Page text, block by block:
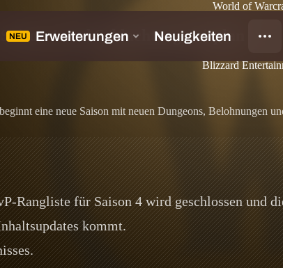
World of
1 und Schlachtzugszeitplan
Blizzard
eine neue Saison mit neuen Dungeons, Belohnungen
Rangliste für Saison 4 wird geschlossen und
kommt.